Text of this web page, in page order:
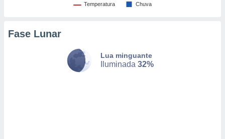
nós e
Temperatura Chuva
Fase Lunar
Lua minguante
Iluminada 32%